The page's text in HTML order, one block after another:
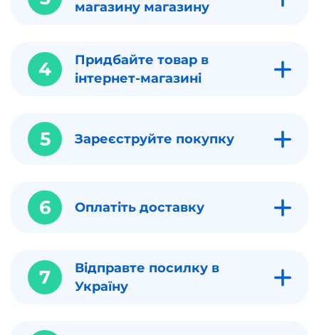
магазину магазину
4
Придбайте товар в
інтернет-магазині
5 Зареєструйте покупку
6 Оплатіть доставку
7
Відправте посилку в
Україну